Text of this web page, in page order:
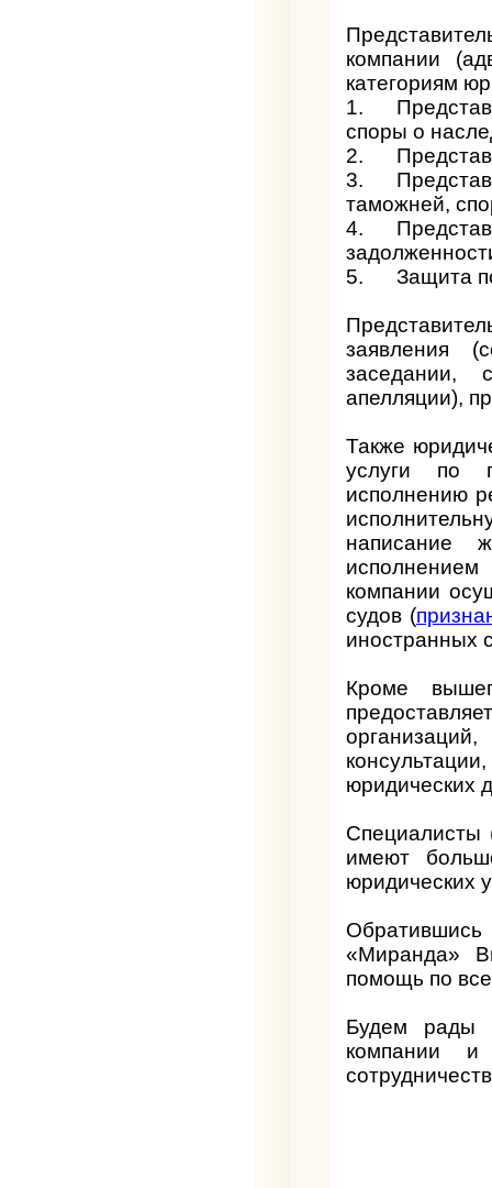
компании
категориям
1.
споры о
2.
3.
таможней,
4.
5. Защита по
заявления
заседании,
апелляции),
Также
услуги по
исполнению
написание
компании
судов (
иностранных
Кроме
юридических
Специалисты
имеют
юридических
«Миранда»
помощь по
Будем рады
компании и